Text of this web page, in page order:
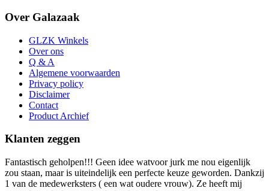
Over Galazaak
GLZK Winkels
Over ons
Q & A
Algemene voorwaarden
Privacy policy
Disclaimer
Contact
Product Archief
Klanten zeggen
Fantastisch geholpen!!! Geen idee watvoor jurk me nou eigenlijk
zou staan, maar is uiteindelijk een perfecte keuze geworden. Dankzij
1 van de medewerksters ( een wat oudere vrouw). Ze heeft mij